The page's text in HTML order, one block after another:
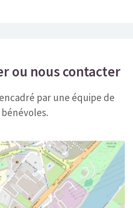
ou nous contacter
par une équipe de
bénévoles.